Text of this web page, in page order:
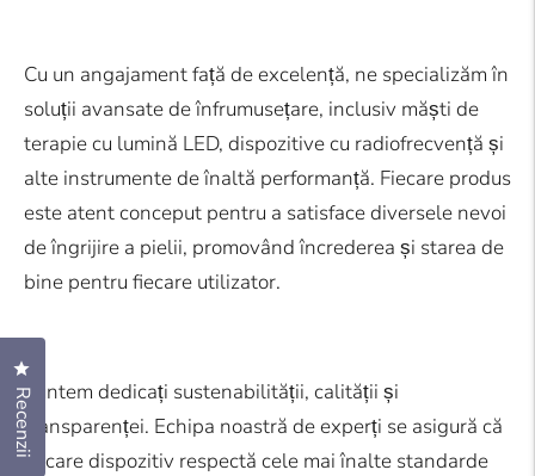
Cu un angajament față de excelență, ne specializăm în
soluții avansate de înfrumusețare, inclusiv măști de
terapie cu lumină LED, dispozitive cu radiofrecvență și
alte instrumente de înaltă performanță. Fiecare produs
este atent conceput pentru a satisface diversele nevoi
de îngrijire a pielii, promovând încrederea și starea de
bine pentru fiecare utilizator.
Suntem dedicați sustenabilității, calității și
transparenței. Echipa noastră de experți se asigură că
fiecare dispozitiv respectă cele mai înalte standarde
Recenzii
Apasă pentru a deschide dialogul de recenzii